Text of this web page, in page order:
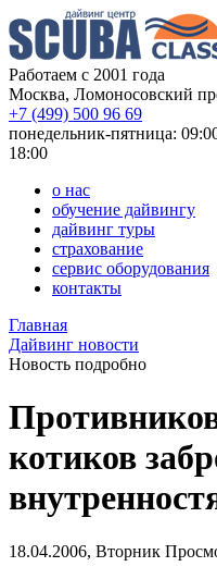
Работаем с 2001 года
Москва, Ломоносовский
+7 (499) 500 96 69
понедельник-пятница:
18:00
о нас
обучение дайвингу
дайвинг туры
страхование
сервис оборудования
контакты
Главная
Дайвинг новости
Новость подробно
котиков
18.04.2006, Вторник